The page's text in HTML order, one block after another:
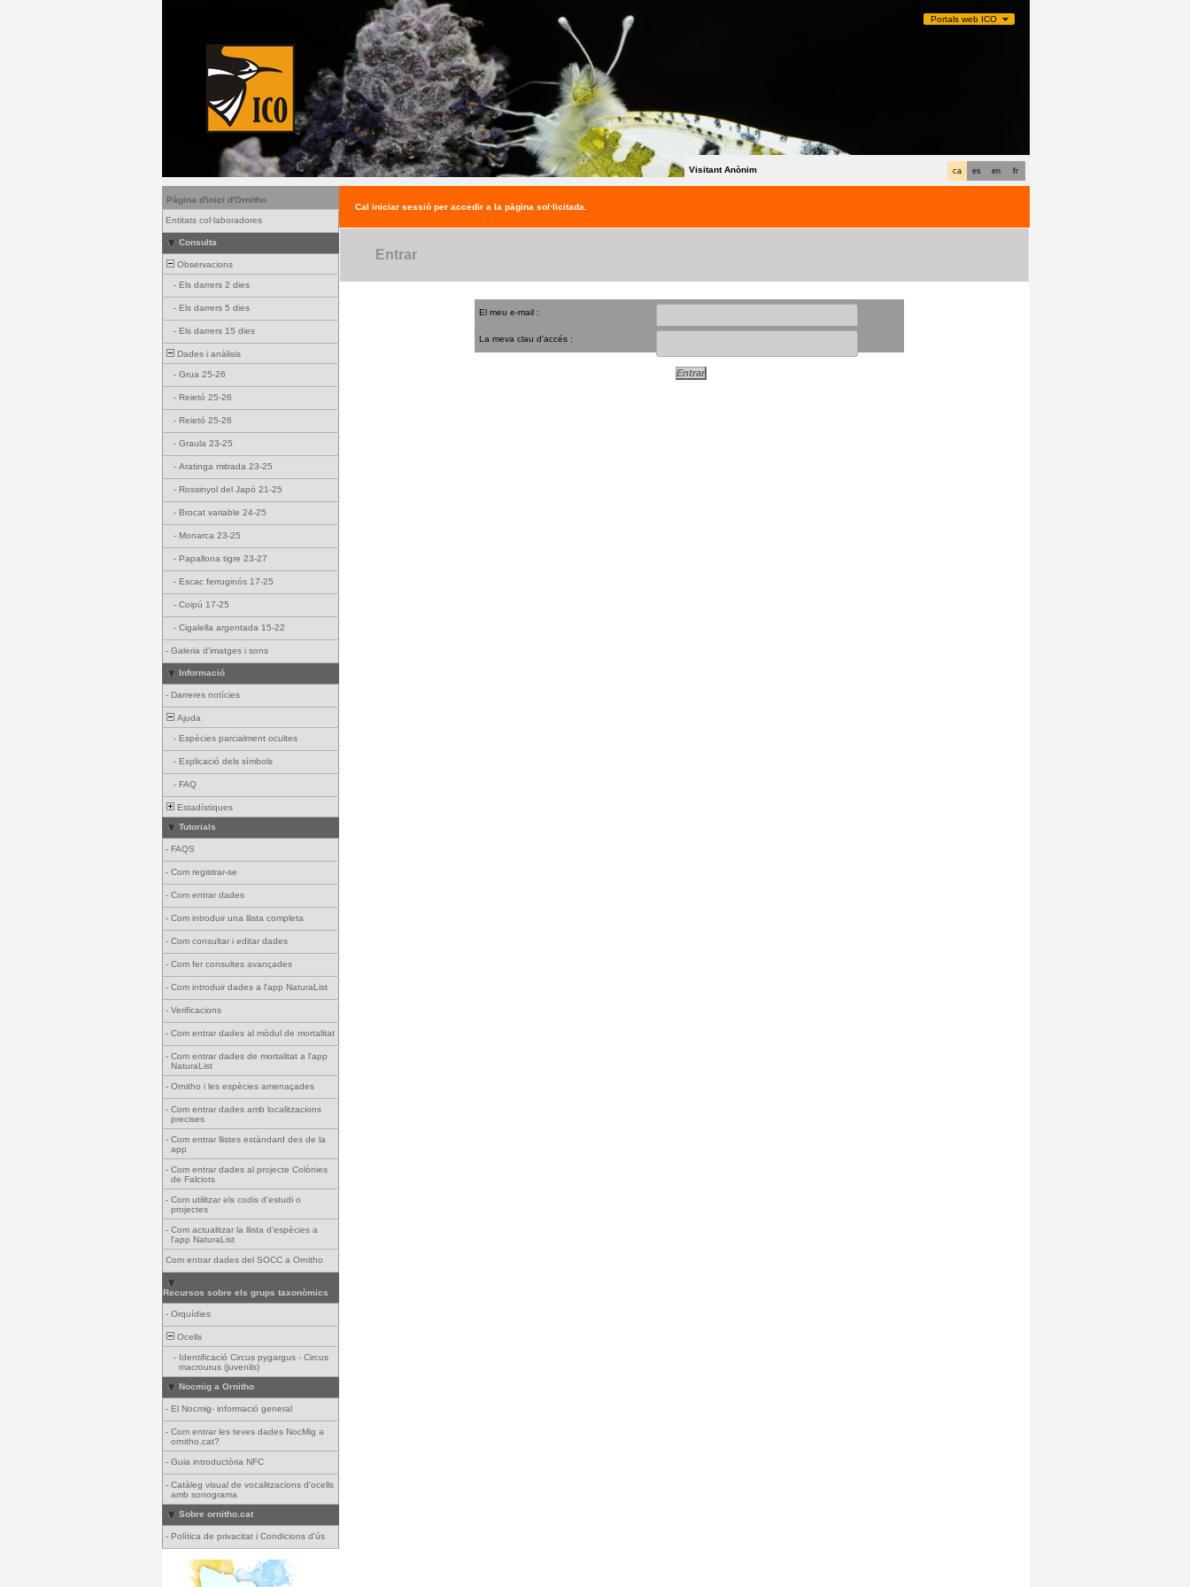
Portals web ICO
fr
en
es
ca
Visitant Anònim
Pàgina d'inici d'Ornitho
Entitats col·laboradores
Consulta
Observacions
- Els darrers 2 dies
- Els darrers 5 dies
- Els darrers 15 dies
Dades i anàlisis
- Grua 25-26
- Reietó 25-26
- Reietó 25-26
- Graula 23-25
- Aratinga mitrada 23-25
- Rossinyol del Japó 21-25
- Brocat variable 24-25
- Monarca 23-25
- Papallona tigre 23-27
- Escac ferruginós 17-25
- Coipú 17-25
- Cigalella argentada 15-22
- Galeria d'imatges i sons
Informació
- Darreres notícies
Ajuda
- Espècies parcialment ocultes
- Explicació dels símbols
- FAQ
Estadístiques
Tutorials
- FAQS
- Com registrar-se
- Com entrar dades
- Com introduir una llista completa
- Com consultar i editar dades
- Com fer consultes avançades
- Com introduir dades a l'app NaturaList
- Verificacions
- Com entrar dades al mòdul de mortalitat
- Com entrar dades de mortalitat a l'app
NaturaList
- Ornitho i les espècies amenaçades
- Com entrar dades amb localitzacions
precises
- Com entrar llistes estàndard des de la
app
- Com entrar dades al projecte Colònies
de Falciots
- Com utilitzar els codis d'estudi o
projectes
- Com actualitzar la llista d'espècies a
l'app NaturaList
Com entrar dades del SOCC a Ornitho
Recursos sobre els grups taxonòmics
- Orquídies
Ocells
- Identificació Circus pygargus - Circus
macrourus (juvenils)
Nocmig a Ornitho
- El Nocmig- informació general
- Com entrar les teves dades NocMig a
ornitho.cat?
- Guia introductòria NFC
- Catàleg visual de vocalitzacions d'ocells
amb sonograma
Sobre ornitho.cat
- Política de privacitat i Condicions d'ús
Cal iniciar sessió per accedir a la pàgina sol·licitada.
Entrar
El meu e-mail :
La meva clau d'accés :